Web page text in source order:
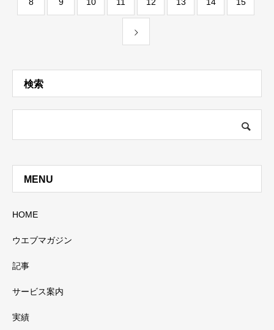
検索
MENU
HOME
ウエブマガジン
記事
サービス案内
実績